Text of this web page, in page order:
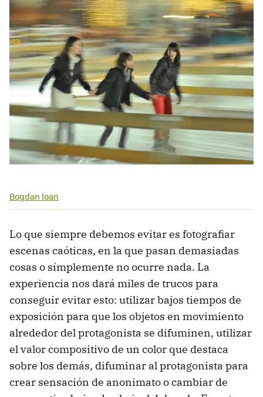
Bogdan Ioan
Lo que siempre debemos evitar es fotografiar
escenas caóticas, en la que pasan demasiadas
cosas o símplemente no ocurre nada. La
experiencia nos dará miles de trucos para
conseguir evitar esto: utilizar bajos tiempos de
exposición para que los objetos en movimiento
alrededor del protagonista se difuminen, utilizar
el valor compositivo de un color que destaca
sobre los demás, difuminar al protagonista para
crear sensación de anonimato o cambiar de